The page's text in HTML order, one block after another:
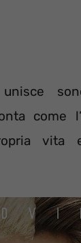
come
vita